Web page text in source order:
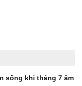
sống khi tháng 7 âm